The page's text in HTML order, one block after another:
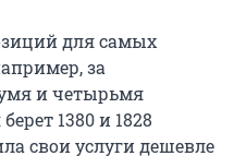
для самых
за
и четырьмя
1380 и 1828
свои услуги дешевле